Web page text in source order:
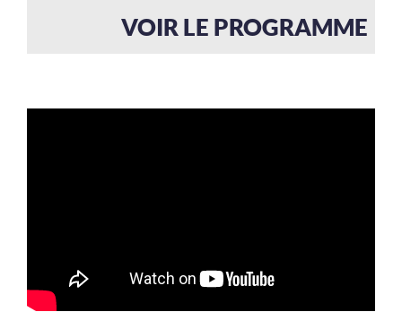
VOIR LE PROGRAMME